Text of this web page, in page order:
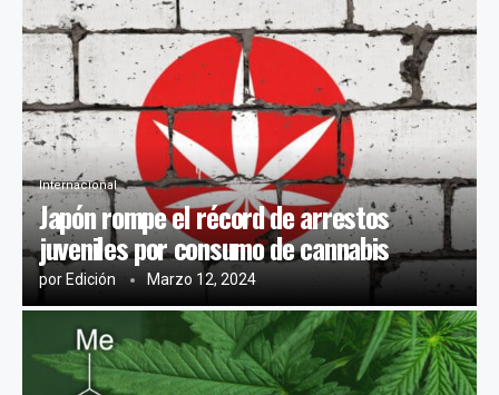
Internacional
Japón rompe el récord de arrestos
juveniles por consumo de cannabis
por Edición Marzo 12, 2024